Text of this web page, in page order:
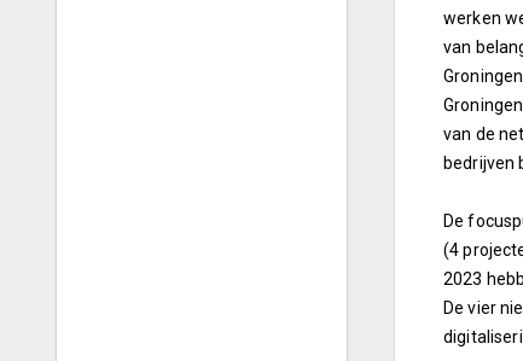
werken
van
van de
bedrijven
De
(4
2023
De vier